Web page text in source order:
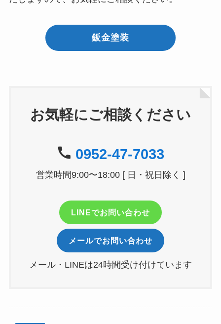
鈑金塗装
お気軽にご相談ください
0952-47-7033
営業時間9:00〜18:00 [ 日・祝日除く ]
LINEでお問い合わせ
メールでお問い合わせ
メール・LINEは24時間受け付けています